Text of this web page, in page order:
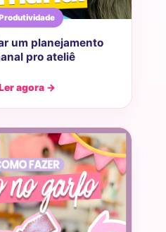
um planejamento
pro ateliê
agora →